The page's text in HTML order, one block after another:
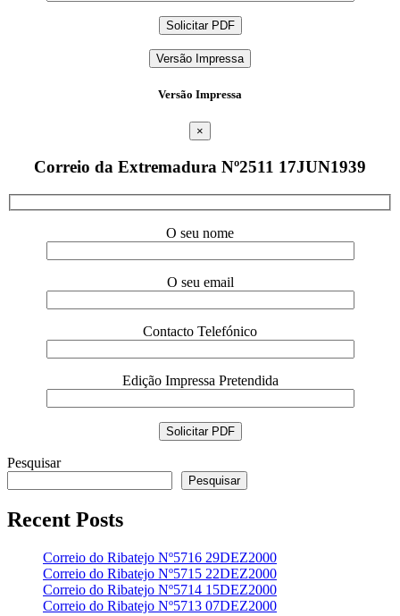
Versão Impressa
Versão Impressa
×
Correio da Extremadura Nº2511 17JUN1939
O seu nome
O seu email
Contacto Telefónico
Edição Impressa Pretendida
Pesquisar
Pesquisar
Recent Posts
Correio do Ribatejo Nº5716 29DEZ2000
Correio do Ribatejo Nº5715 22DEZ2000
Correio do Ribatejo Nº5714 15DEZ2000
Correio do Ribatejo Nº5713 07DEZ2000